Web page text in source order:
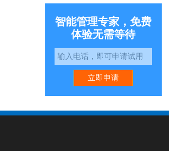
智能管理专家，免费
体验无需等待
立即申请